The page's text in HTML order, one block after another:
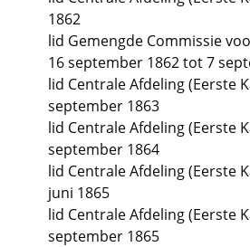
1862
lid Gemengde Commissie
16 september 1862 tot 7
lid Centrale Afdeling (Eerste
september 1863
lid Centrale Afdeling (Eerste
september 1864
lid Centrale Afdeling (Eerste
juni 1865
lid Centrale Afdeling (Eerste
september 1865